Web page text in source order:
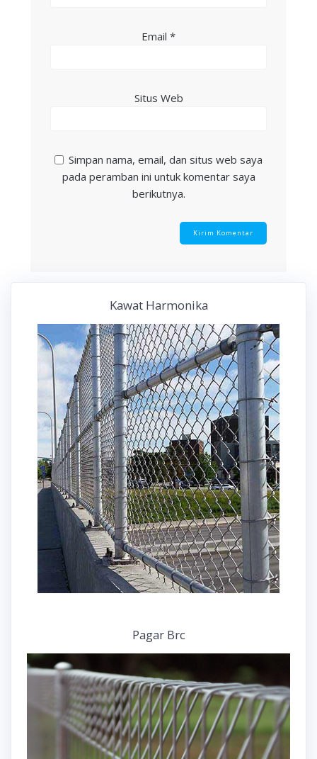
Email *
Situs Web
Simpan nama, email, dan situs web saya
pada peramban ini untuk komentar saya
berikutnya.
Kawat Harmonika
Pagar Brc